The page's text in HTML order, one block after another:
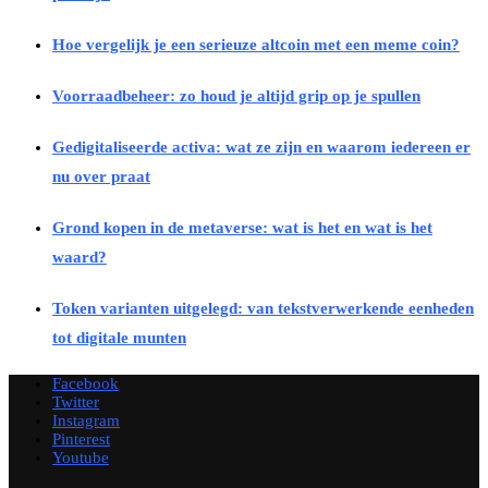
Hoe vergelijk je een serieuze altcoin met een meme coin?
Voorraadbeheer: zo houd je altijd grip op je spullen
Gedigitaliseerde activa: wat ze zijn en waarom iedereen er
nu over praat
Grond kopen in de metaverse: wat is het en wat is het
waard?
Token varianten uitgelegd: van tekstverwerkende eenheden
tot digitale munten
Facebook
Twitter
Instagram
Pinterest
Youtube